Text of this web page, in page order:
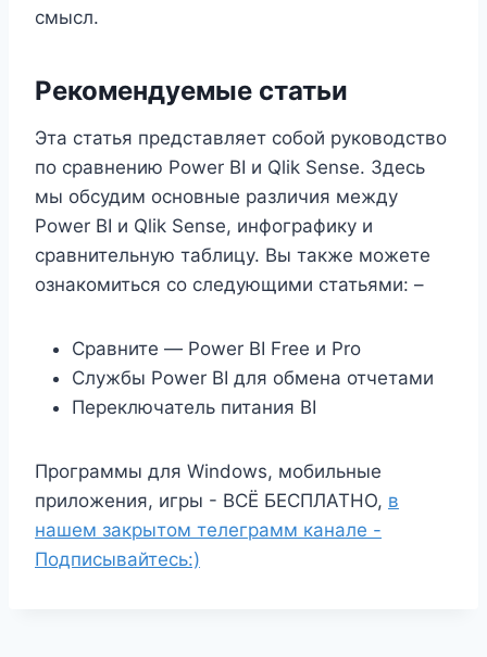
смысл.
Рекомендуемые статьи
Эта статья представляет собой руководство
по сравнению Power BI и Qlik Sense. Здесь
мы обсудим основные различия между
Power BI и Qlik Sense, инфографику и
сравнительную таблицу. Вы также можете
ознакомиться со следующими статьями: –
Сравните — Power BI Free и Pro
Службы Power BI для обмена отчетами
Переключатель питания BI
Программы для Windows, мобильные
приложения, игры - ВСЁ БЕСПЛАТНО, в
нашем закрытом телеграмм канале -
Подписывайтесь:)